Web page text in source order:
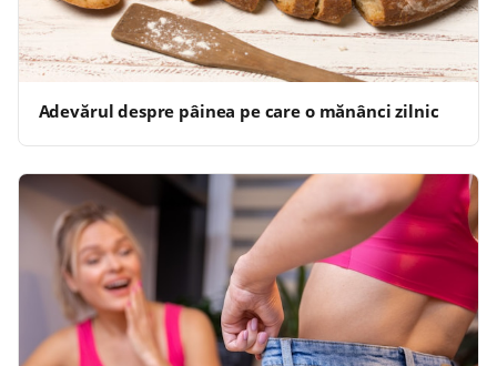
Adevărul despre pâinea pe care o mănânci zilnic